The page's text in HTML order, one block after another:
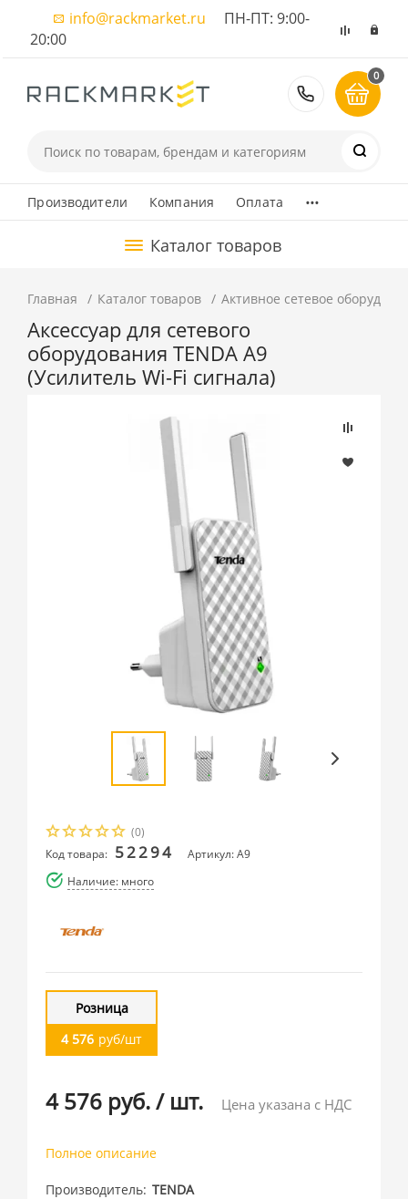
info@rackmarket.ru ПН-ПТ: 9:00-
20:00
8 (495)
0
Производители Компания Оплата ...
Каталог товаров
Главная Каталог товаров Активное сетевое
Аксессуар для сетевого
оборудования TENDA A9
(Усилитель Wi-Fi сигнала)
(0)
Код товара: 52294
Артикул: A9
Наличие: много
Розница
4 576 руб/шт
4 576 руб./ шт. Цена указана с НДС
Полное описание
Производитель TENDA